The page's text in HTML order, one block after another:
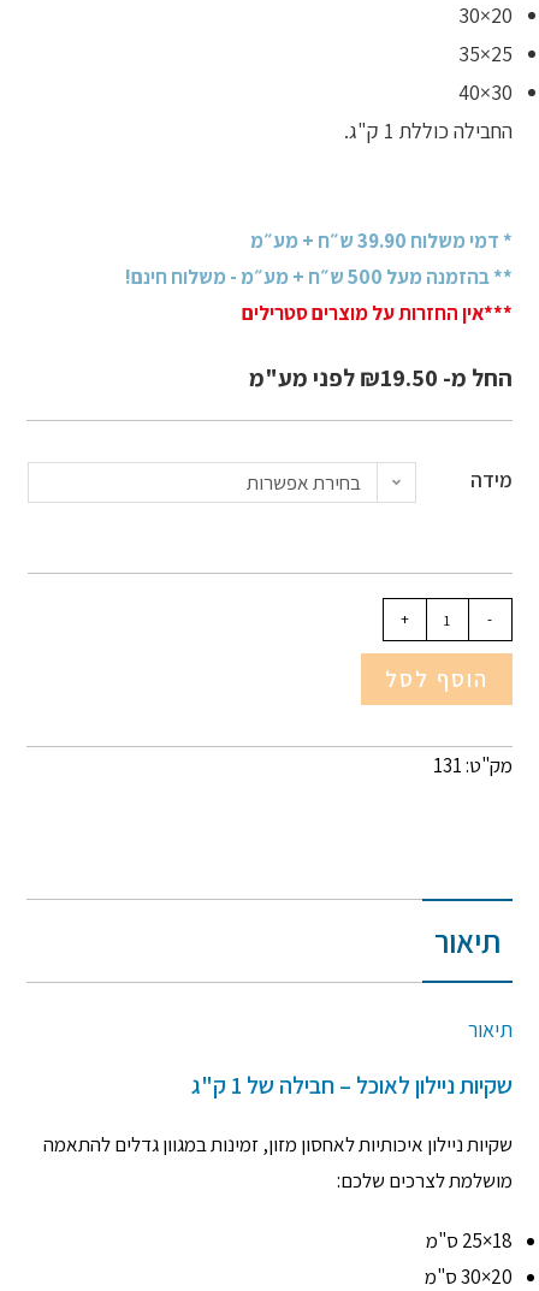
20×30
25×35
30×40
החבילה כוללת 1 ק"ג.
* דמי משלוח 39.90 ש״ח + מע״מ
** בהזמנה מעל 500 ש״ח + מע״מ - משלוח חינם!
***אין החזרות על מוצרים סטרילים
החל מ- ₪19.50 לפני מע"מ
מידה בחירת אפשרות
-
+
הוסף לסל
מק"ט: 131
תיאור
תיאור
שקיות ניילון לאוכל – חבילה של 1 ק"ג
שקיות ניילון איכותיות לאחסון מזון, זמינות במגוון גדלים להתאמה
מושלמת לצרכים שלכם:
18×25 ס"מ
20×30 ס"מ